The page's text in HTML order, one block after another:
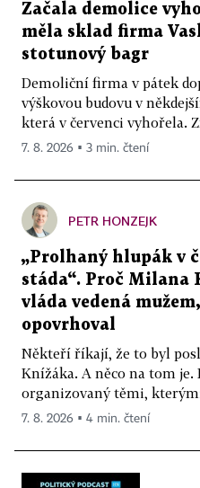
Začala demolice
měla sklad firma
stotunový bagr
Demoliční firma v pátek
výškovou budovu v
která v červenci vyhořela.
7. 8. 2026 ▪ 3 min. čtení
PETR HONZEJK
„Prolhaný hlupák v
stáda“. Proč Milana
vláda vedená
opovrhoval
Někteří říkají, že to byl
Knížáka. A něco na tom
organizovaný těmi,
7. 8. 2026 ▪ 4 min. čtení